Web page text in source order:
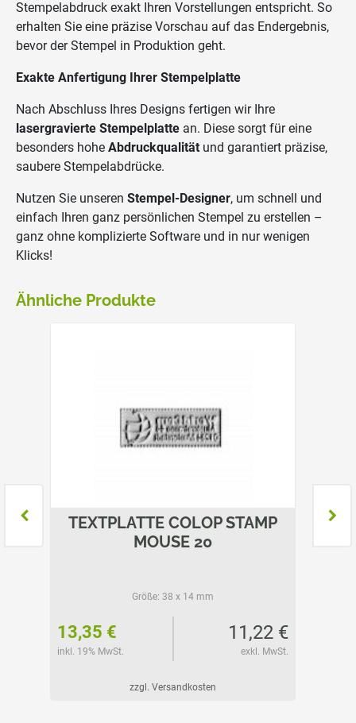
Stempelabdruck exakt Ihren Vorstellungen entspricht. So
erhalten Sie eine präzise Vorschau auf das Endergebnis,
bevor der Stempel in Produktion geht.
Exakte Anfertigung Ihrer Stempelplatte
Nach Abschluss Ihres Designs fertigen wir Ihre
lasergravierte Stempelplatte an. Diese sorgt für eine
besonders hohe Abdruckqualität und garantiert präzise,
saubere Stempelabdrücke.
Nutzen Sie unseren Stempel-Designer, um schnell und
einfach Ihren ganz persönlichen Stempel zu erstellen –
ganz ohne komplizierte Software und in nur wenigen
Klicks!
Ähnliche Produkte
TEXTPLATTE COLOP STAMP
MOUSE 20
Größe: 38 x 14 mm
13,35 €
inkl. 19% MwSt.
11,22 €
exkl. MwSt.
zzgl. Versandkosten